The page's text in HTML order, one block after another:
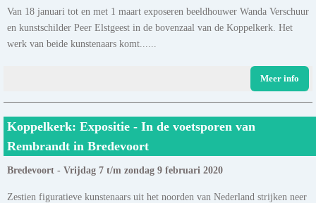
Van 18 januari tot en met 1 maart exposeren beeldhouwer Wanda Verschuur
en kunstschilder Peer Elstgeest in de bovenzaal van de Koppelkerk. Het
werk van beide kunstenaars komt......
Meer info
Koppelkerk: Expositie - In de voetsporen van
Rembrandt in Bredevoort
Bredevoort - Vrijdag 7 t/m zondag 9 februari 2020
Zestien figuratieve kunstenaars uit het noorden van Nederland strijken neer